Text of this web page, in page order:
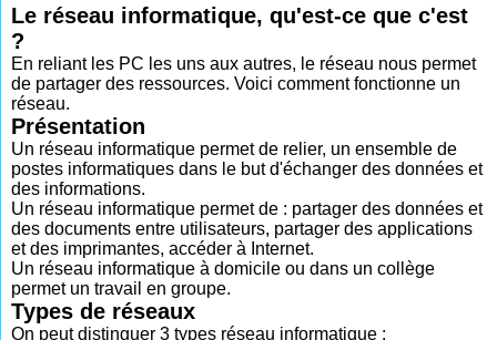
Le réseau informatique, qu'est-ce que c'est
?
En reliant les PC les uns aux autres, le réseau nous permet
de partager des ressources. Voici comment fonctionne un
réseau.
Présentation
Un réseau informatique permet de relier, un ensemble de
postes informatiques dans le but d'échanger des données et
des informations.
Un réseau informatique permet de : partager des données et
des documents entre utilisateurs, partager des applications
et des imprimantes, accéder à Internet.
Un réseau informatique à domicile ou dans un collège
permet un travail en groupe.
Types de réseaux
On peut distinguer 3 types réseau informatique :